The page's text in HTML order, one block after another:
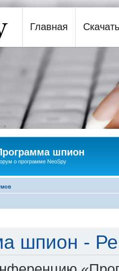
NeoSpy
Главная Скачать
шпион
о программе NeoSpy
шпион -